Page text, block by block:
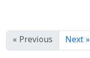
« Previous Next »